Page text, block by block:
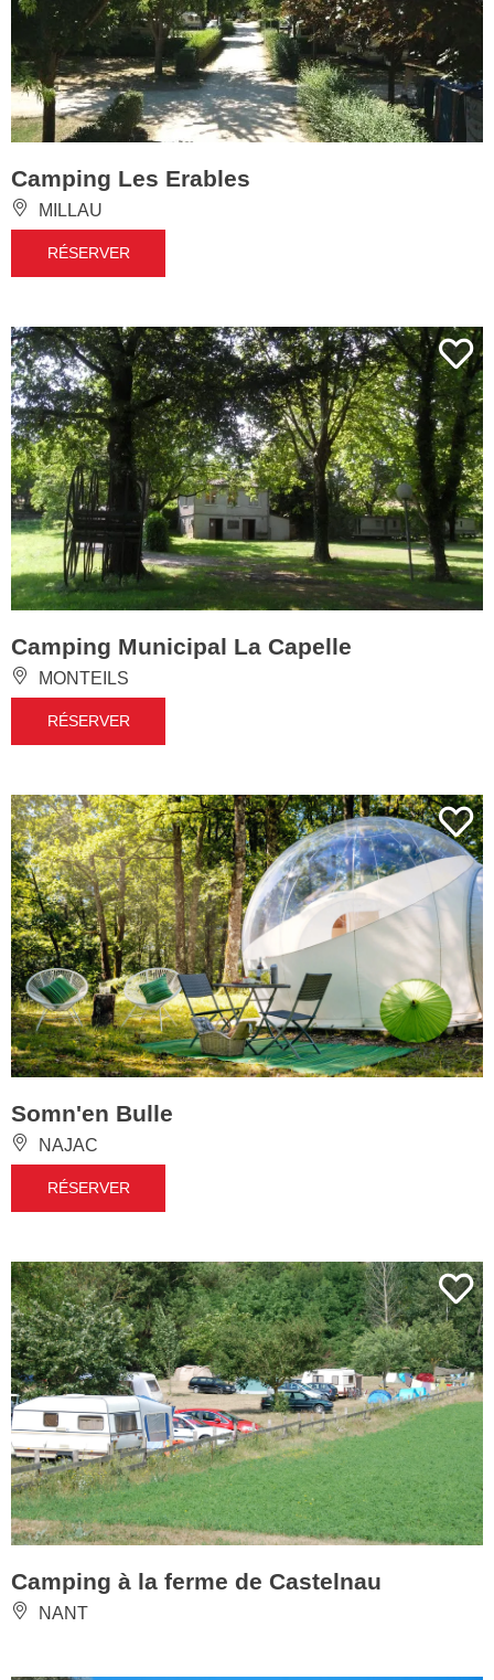
Camping Les Erables
MILLAU
RÉSERVER
Camping Municipal La Capelle
MONTEILS
RÉSERVER
Somn'en Bulle
NAJAC
RÉSERVER
Camping à la ferme de Castelnau
NANT